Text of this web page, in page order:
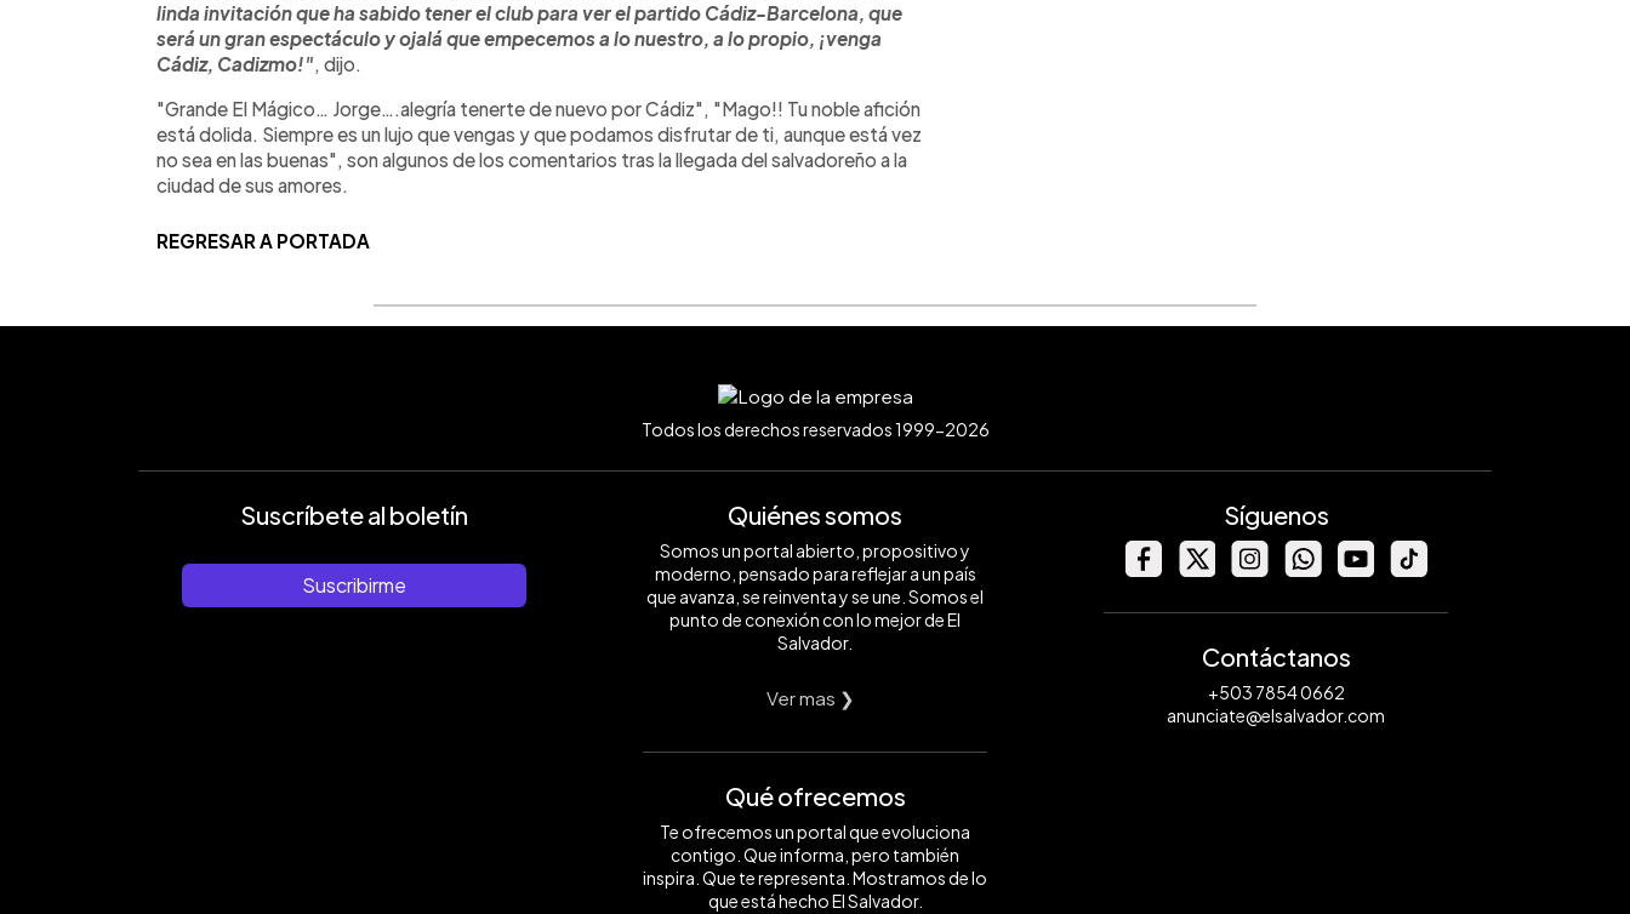
linda invitación que ha sabido tener el club para ver el partido Cádiz-Barcelona, que
será un gran espectáculo y ojalá que empecemos a lo nuestro, a lo propio, ¡venga
Cádiz, Cadizmo!", dijo.
"Grande El Mágico… Jorge….alegría tenerte de nuevo por Cádiz", "Mago!! Tu noble afición
está dolida. Siempre es un lujo que vengas y que podamos disfrutar de ti, aunque está vez
no sea en las buenas", son algunos de los comentarios tras la llegada del salvadoreño a la
ciudad de sus amores.
REGRESAR A PORTADA
Todos los derechos reservados 1999-2026
Suscríbete al boletín
Suscribirme
Quiénes somos
Somos un portal abierto, propositivo y
moderno, pensado para reflejar a un país
que avanza, se reinventa y se une. Somos el
punto de conexión con lo mejor de El
Salvador.
Ver mas ❯
Qué ofrecemos
Te ofrecemos un portal que evoluciona
contigo. Que informa, pero también
inspira. Que te representa. Mostramos de lo
que está hecho El Salvador.
Síguenos
Contáctanos
+503 7854 0662
anunciate@elsalvador.com